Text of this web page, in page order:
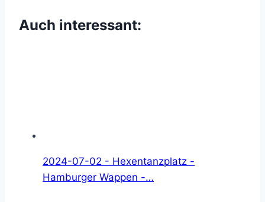
Auch interessant:
2024-07-02 - Hexentanzplatz -
Hamburger Wappen -…